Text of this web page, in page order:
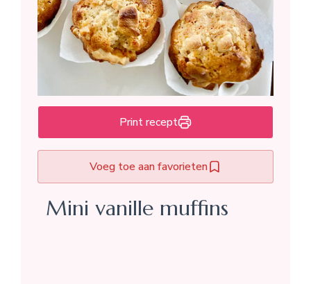
Print recept
Voeg toe aan favorieten
Mini vanille muffins